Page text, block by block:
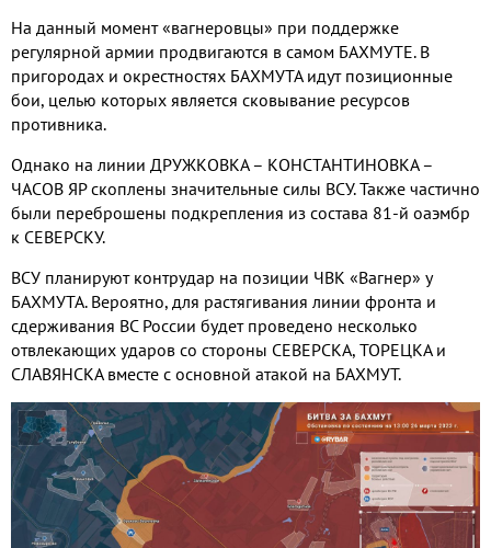
На данный момент «вагнеровцы» при поддержке
регулярной армии продвигаются в самом БАХМУТЕ. В
пригородах и окрестностях БАХМУТА идут позиционные
бои, целью которых является сковывание ресурсов
противника.
Однако на линии ДРУЖКОВКА – КОНСТАНТИНОВКА –
ЧАСОВ ЯР скоплены значительные силы ВСУ. Также частично
были переброшены подкрепления из состава 81-й оаэмбр
к СЕВЕРСКУ.
ВСУ планируют контрудар на позиции ЧВК «Вагнер» у
БАХМУТА. Вероятно, для растягивания линии фронта и
сдерживания ВС России будет проведено несколько
отвлекающих ударов со стороны СЕВЕРСКА, ТОРЕЦКА и
СЛАВЯНСКА вместе с основной атакой на БАХМУТ.